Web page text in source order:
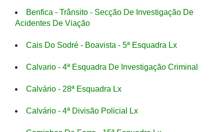
Benfica - Trânsito - Secção De Investigação De
Acidentes De Viação
Cais Do Sodré - Boavista - 5ª Esquadra Lx
Calvario - 4ª Esquadra De Investigação Criminal
Calvário - 28ª Esquadra Lx
Calvário - 4ª Divisão Policial Lx